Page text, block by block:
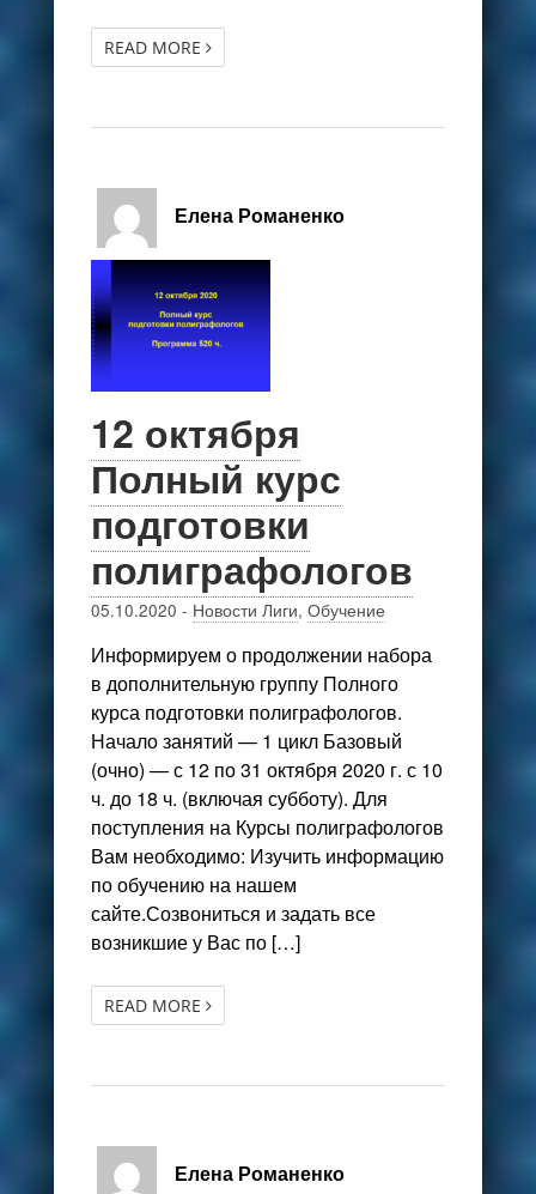
READ MORE
Елена Романенко
12 октября
Полный курс
подготовки
полиграфологов
05.10.2020 - Новости Лиги, Обучение
Информируем о продолжении набора
в дополнительную группу Полного
курса подготовки полиграфологов.
Начало занятий — 1 цикл Базовый
(очно) — с 12 по 31 октября 2020 г. с 10
ч. до 18 ч. (включая субботу). Для
поступления на Курсы полиграфологов
Вам необходимо: Изучить информацию
по обучению на нашем
сайте.Созвониться и задать все
возникшие у Вас по […]
READ MORE
Елена Романенко